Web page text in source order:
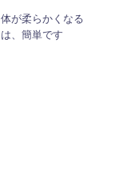
体が柔らかくなる
は、簡単です